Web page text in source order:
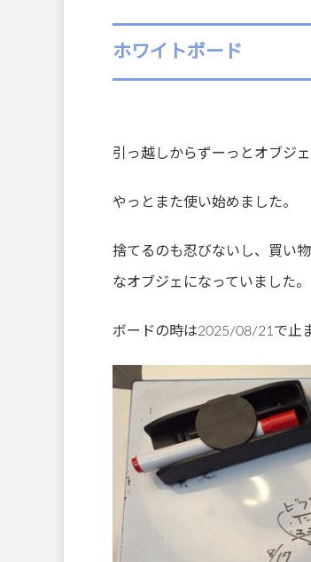
ホワイトボード
引っ越しからずーっとオブジ
やっとまた使い始めました。
捨てるのも忍びないし、買い
なオブジェになっていました。
ボードの時は2025/08/21で止